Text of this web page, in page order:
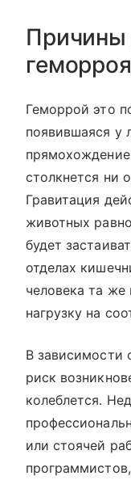
Причины
геморроя
Геморрой это
появившаяся у
столкнется ни
Гравитация
животных
будет
отделах
человека та же
нагрузку на
В зависимости
риск
колеблется.
или стоячей